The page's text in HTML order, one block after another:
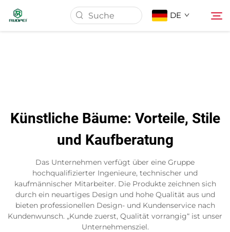
DE
Neuigkeiten
Download
Künstliche Bäume: Vorteile, Stile
und Kaufberatung
Das Unternehmen verfügt über eine Gruppe
hochqualifizierter Ingenieure, technischer und
kaufmännischer Mitarbeiter. Die Produkte zeichnen sich
durch ein neuartiges Design und hohe Qualität aus und
bieten professionellen Design- und Kundenservice nach
Kundenwunsch. „Kunde zuerst, Qualität vorrangig“ ist unser
Unternehmensziel.